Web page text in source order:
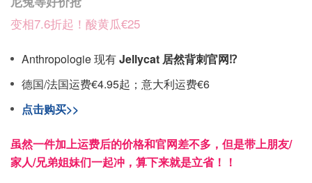
变相7.6折起！酸黄瓜€25
Anthropologie 现有Jellycat 居然背刺官网⁉️
德国/法国运费€4.95起；意大利运费€6
点击购买>>
虽然一件加上运费后的价格和官网差不多，但是带上朋友/
家人/兄弟姐妹们一起冲，算下来就是立省！！